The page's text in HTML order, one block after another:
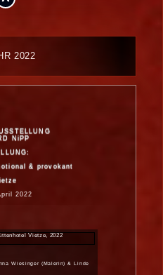
2022
NiPP
& provokant
2022
Wiesinger (Malerin) & Linde